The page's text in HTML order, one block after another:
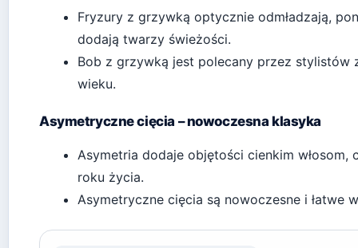
Fryzury z grzywką optycznie odmładzają,
dodają twarzy świeżości.
Bob z grzywką jest polecany przez stylistów
wieku.
Asymetryczne cięcia – nowoczesna klasyka
Asymetria dodaje objętości cienkim
roku życia.
Asymetryczne cięcia są nowoczesne i łatwe